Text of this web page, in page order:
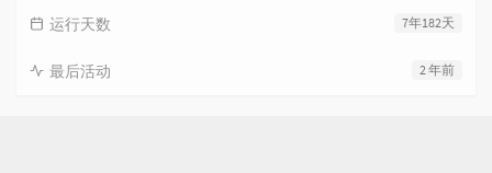
7年182天
运行天数
2 年前
最后活动